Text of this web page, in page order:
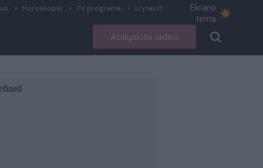
Horoskopai TV programa Lrytas.lt
Ekrano
tema
Atsiųskite video